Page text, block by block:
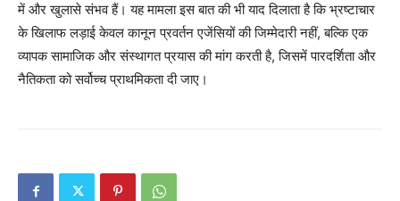
SUBSCRIBE NOW
Contact us
में और खुलासे संभव हैं। यह मामला इस बात की भी याद दिलाता है कि भ्रष्टाचार
के खिलाफ लड़ाई केवल कानून प्रवर्तन एजेंसियों की जिम्मेदारी नहीं, बल्कि एक
व्यापक सामाजिक और संस्थागत प्रयास की मांग करती है, जिसमें पारदर्शिता और
नैतिकता को सर्वोच्च प्राथमिकता दी जाए।